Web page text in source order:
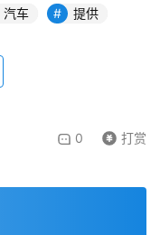
汽车 提供
0 打赏